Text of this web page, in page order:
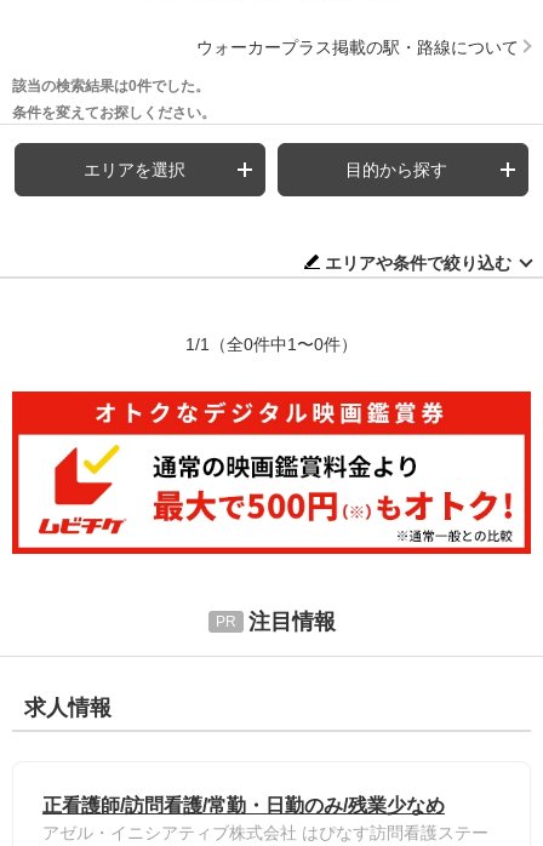
ウォーカープラス掲載の駅・路線について
該当の検索結果は0件でした。
条件を変えてお探しください。
エリアを選択 目的から探す
エリアや条件で絞り込む
1/1 （全0件中1〜0件）
注目情報
求人情報
正看護師/訪問看護/常勤・日勤のみ/残業少なめ
アゼル・イニシアティブ株式会社 はぴなす訪問看護ステー